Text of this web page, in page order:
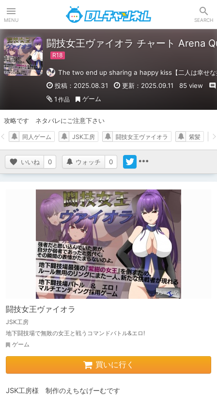
MENU SEARCH
闘技女王ヴァイオラ チャート Arena
The two end up sharing a happy kiss【二人は幸せな
投稿：2025.08.31
更新：2025.09.11
85 view
1 作品 ゲーム
攻略です　ネタバレにご注意下さい
いいね 0 ウォッチ 0
同人ゲーム JSK工房 闘技女王ヴァイオラ 紫髪
闘技女王ヴァイオラ
JSK工房
地下闘技場で無敗の女王と戦うコマンドバトル&エロ!
ゲーム
買いに行く
JSK工房様　制作のえちなげーむです